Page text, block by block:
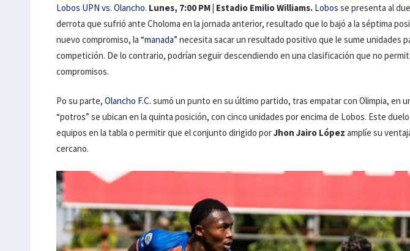
Lobos UPN vs. Olancho. Lunes, 7:00 PM | Estadio Emilio Williams. Lobos se presenta al
derrota que sufrió ante Choloma en la jornada anterior, resultado que lo bajó a la séptima
nuevo compromiso, la“manada” necesita sacar un resultado positivo que le sume unidades
competición. De lo contrario, podrían seguir descendiendo en una clasificación que no
compromisos.
Po su parte,Olancho F.C. sumó un punto en su último partido, tras empatar con Olimpia, en
“potros” se ubican en la quinta posición, con cinco unidades por encima de Lobos. Este
equipos en la tabla o permitir que el conjunto dirigido porJhon Jairo López amplíe su
cercano.